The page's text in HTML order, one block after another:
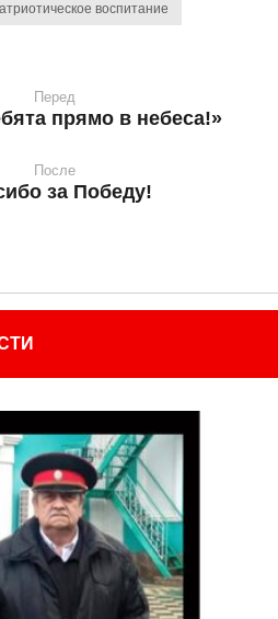
воспитание
Перед
прямо в небеса!»
После
за Победу!